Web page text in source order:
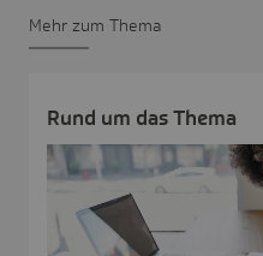
Mehr zum Thema
Rund um das Thema